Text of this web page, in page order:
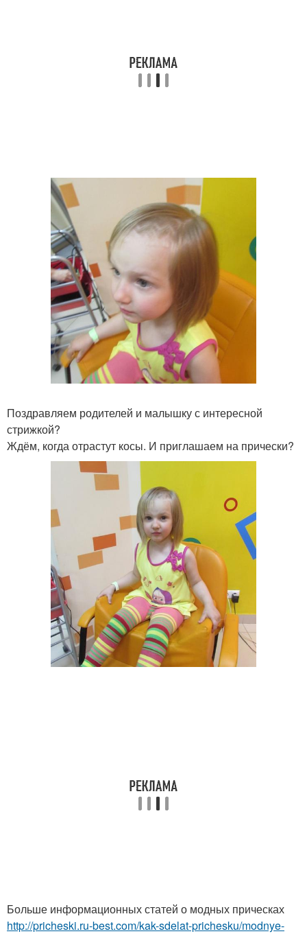
Поздравляем родителей и малышку с интересной
стрижкой?
Ждём, когда отрастут косы. И приглашаем на прически?
Больше информационных статей о модных прическах
http://pricheski.ru-best.com/kak-sdelat-prichesku/modnye-